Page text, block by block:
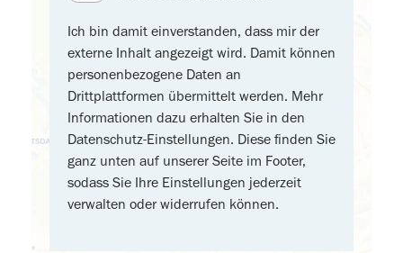
Ich bin damit einverstanden, dass mir der
externe Inhalt angezeigt wird. Damit können
personenbezogene Daten an
Drittplattformen übermittelt werden. Mehr
Informationen dazu erhalten Sie in den
Datenschutz-Einstellungen. Diese finden Sie
ganz unten auf unserer Seite im Footer,
sodass Sie Ihre Einstellungen jederzeit
verwalten oder widerrufen können.